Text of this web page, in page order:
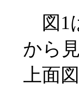
図1
から
上面